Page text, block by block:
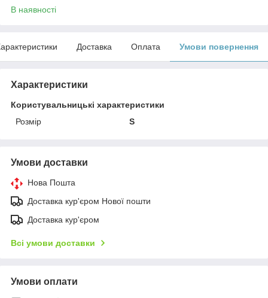
В наявності
Доставка Оплата Умови повернення
Характеристики
Користувальницькі характеристики
Розмір
S
Умови доставки
Нова Пошта
Доставка кур'єром Нової пошти
Доставка кур'єром
Всі умови доставки
Умови оплати